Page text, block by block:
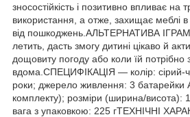
зносостійкість і позитивно впливає на
використання, а отже, захищає меблі в
від пошкоджень.АЛЬТЕРНАТИВА
летить, дасть змогу дитині цікаво й
дощовиту погоду або коли їй потрібно
вдома.СПЕЦИФІКАЦІЯ — колір: сірий-
роки; джерело живлення: 3 батарейки
комплекту); розміри (ширина/висота):
вага з упаковкою: 225 гТЕХНІЧНІ